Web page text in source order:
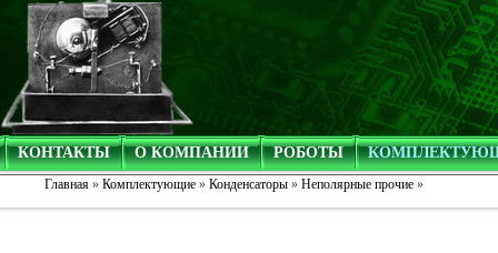
КОНТАКТЫ О КОМПАНИИ РОБОТЫ
Главная » Комплектующие » Конденсаторы » Неполярные прочие »